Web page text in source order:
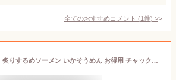
全てのおすすめコメント (1件) >
秀信 つまみプロ 炙りするめソーメン いかそうめん お得用 チャック付袋 1kg